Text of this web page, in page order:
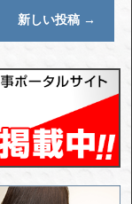
新しい投稿 →